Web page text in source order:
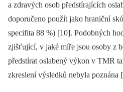
a zdravých osob předstírajících
doporučeno použít jako hraniční
specifita 88 %) [10]. Podobných
zjišťující, v jaké míře jsou osoby z
předstírat oslabený výkon v TMR
zkreslení výsledků nebyla poznána